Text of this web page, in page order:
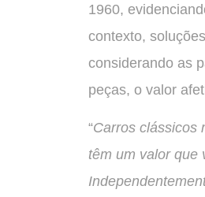
1960,
contexto,
considerando as
peças, o valor
“Carros clássicos
têm um valor que